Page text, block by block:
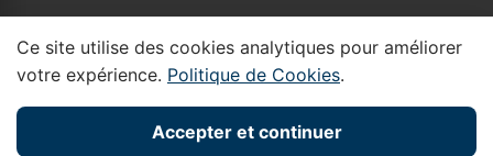
qui renvoie vers Civitatis.
liens, nous pouvons percevoir une petite commission sans
Ce site utilise des cookies analytiques pour améliorer
votre expérience. Politique de Cookies.
Accepter et continuer